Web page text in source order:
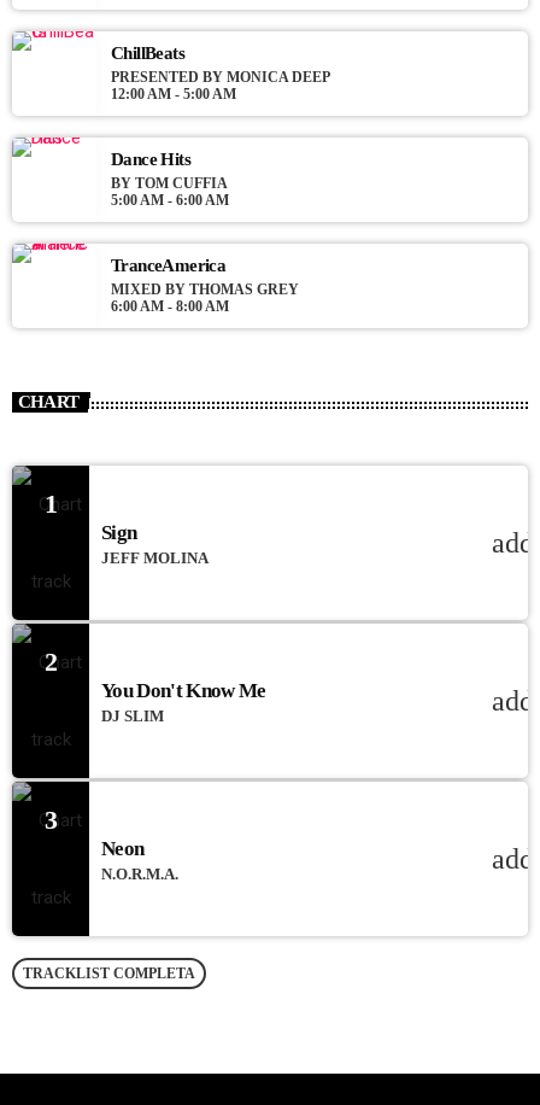
ChillBeats
PRESENTED BY MONICA DEEP
12:00 AM - 5:00 AM
Dance Hits
BY TOM CUFFIA
5:00 AM - 6:00 AM
TranceAmerica
MIXED BY THOMAS GREY
6:00 AM - 8:00 AM
CHART
1
Sign
JEFF MOLINA
2
You Don't Know Me
DJ SLIM
3
Neon
N.O.R.M.A.
TRACKLIST COMPLETA